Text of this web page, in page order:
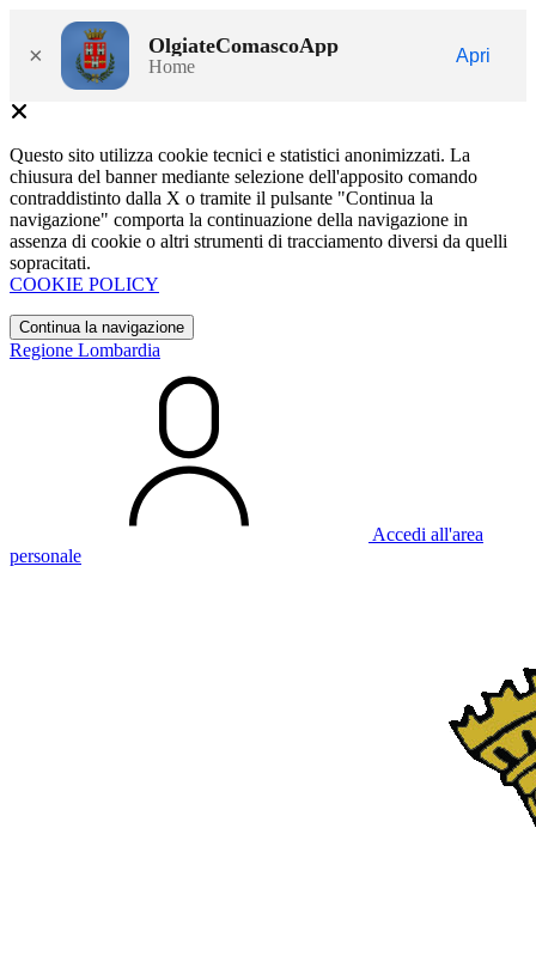
× OlgiateComascoApp
Home
Apri
Questo sito utilizza cookie tecnici e statistici anonimizzati. La
chiusura del banner mediante selezione dell'apposito comando
contraddistinto dalla X o tramite il pulsante "Continua la
navigazione" comporta la continuazione della navigazione in
assenza di cookie o altri strumenti di tracciamento diversi da quelli
sopracitati.
COOKIE POLICY
Continua la navigazione
Regione Lombardia
Accedi all'area
personale